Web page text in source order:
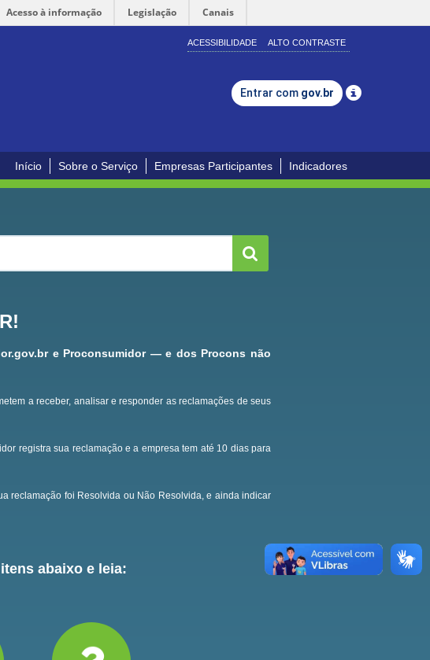
Acesso à informação Legislação Canais
ACESSIBILIDADE ALTO CONTRASTE
Entrar com gov.br
Início Sobre o Serviço Empresas Participantes Indicadores
e Proconsumidor — e dos Procons não
a receber, analisar e responder as reclamações de seus
registra sua reclamação e a empresa tem até 10 dias para
reclamação foi Resolvida ou Não Resolvida, e ainda indicar
abaixo e leia: